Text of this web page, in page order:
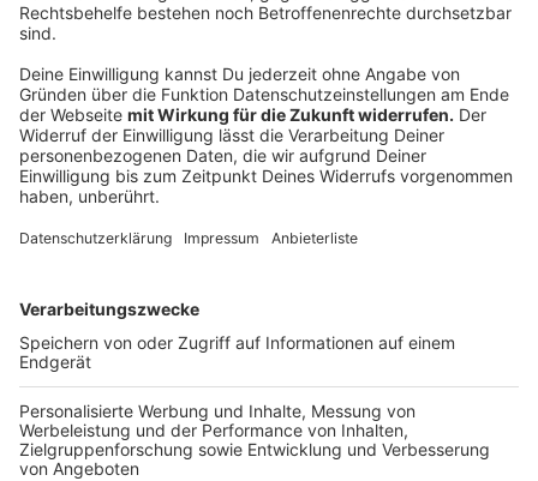
Und wie immer spielt auch die Finanzierung eine
ausschlaggebende Rolle, sagt Michael Scharf. Er ist
Direktor für Leistungssport beimLandessportbund
NRW. "Andere Nationen haben in den letzten 20 Jahren
erheblich aufgerüstet im Leistungssport. Sowohl was
die Finanzen angeht, als auch was über die Finanzen
hinausgeht - zum Beispiel der Einkauf von
kompetenten Trainern und auch das Erschaffen von
verzeichnen. Scharf kritisiert er auch das Gehalt für
Trainer und Trainerinnen in Deutschland: "Sie steigen
vielleicht noch mit einem Einstiegsgehalt ein, was in
Relation steht, aber ein paar Jahre später stehen die
schon weit hinter Vergleichsgruppen wie Lehrerinnen
und Lehrer. Wir haben etliche Trainer in den letzten